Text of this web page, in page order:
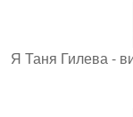
Я Таня Гилева -